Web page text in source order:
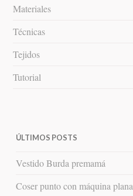
Materiales
Técnicas
Tejidos
Tutorial
ÚLTIMOS POSTS
Vestido Burda premamá
Coser punto con máquina plana